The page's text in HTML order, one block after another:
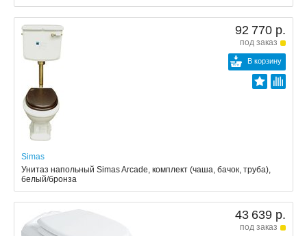
92 770 р.
под заказ
В корзину
Simas
Унитаз напольный Simas Arcade, комплект (чаша, бачок, труба),
белый/бронза
43 639 р.
под заказ